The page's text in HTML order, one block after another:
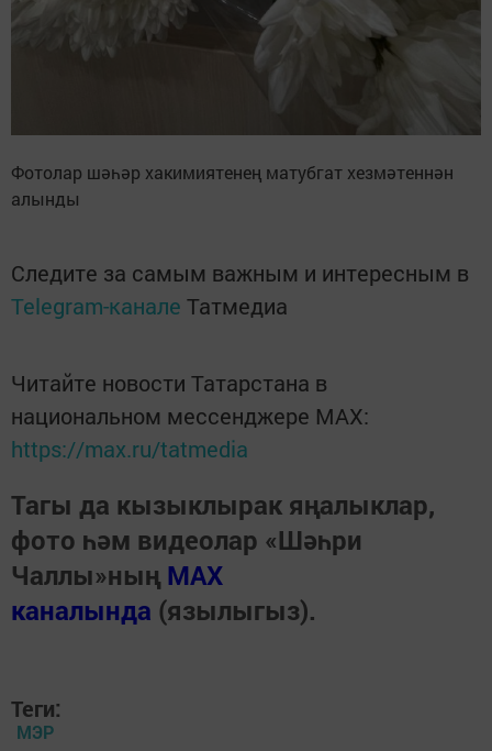
Фотолар шәһәр хакимиятенең матубгат хезмәтеннән
алынды
Следите за самым важным и интересным в
Telegram-канале Татмедиа
Читайте новости Татарстана в
национальном мессенджере MАХ:
https://max.ru/tatmedia
Тагы да кызыклырак яңалыклар,
фото һәм видеолар «Шәһри
Чаллы»ның MAX
каналында (язылыгыз).
Теги:
МЭР